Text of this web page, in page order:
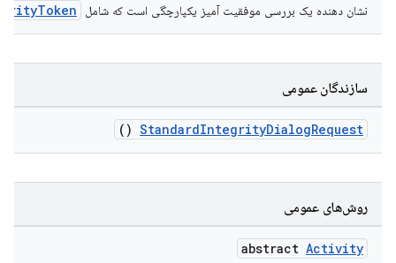
نشان دهنده یک بررسی موفقیت آمیز یکپارچگی است که شامل
سازندگان عمومی
StandardIntegrityDialogRequest
()
روش‌های عمومی
abstract Activity